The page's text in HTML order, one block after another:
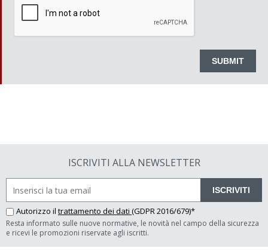
ISCRIVITI ALLA NEWSLETTER
ISCRIVITI
Autorizzo il trattamento dei dati (GDPR 2016/679)*
Resta informato sulle nuove normative, le novità nel campo della sicurezza
e ricevi le promozioni riservate agli iscritti.